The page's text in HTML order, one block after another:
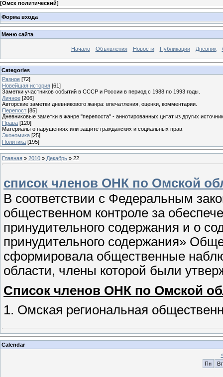
[Омск политический]
Форма входа
Меню сайта
Начало Объявления Новости Публикации Дневник
Categories
Разное [72]
Новейшая история [61]
Заметки участников событий в СССР и России в период с 1988 по 1993 годы.
Личное [206]
Авторские заметки дневникового жанра: впечатления, оценки, комментарии.
Перепост [85]
Дневниковые заметки в жанре "перепоста" - аннотированных цитат из других
Права [120]
Материалы о нарушениях или защите гражданских и социальных прав.
Экономика [25]
Политика [195]
Главная » 2010 » Декабрь » 22
список членов ОНК по Омской
В соответствии с Федеральным
общественном контроле за
принудительного содержания и о
принудительного содержания»
сформировала общественные
области, члены которой были
Список членов ОНК по Омской
1. Омская региональная
Calendar
Пн
Вт